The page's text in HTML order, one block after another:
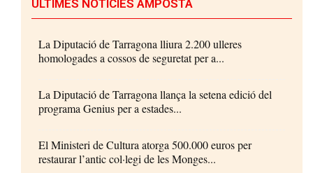
ÚLTIMES NOTÍCIES AMPOSTA
La Diputació de Tarragona lliura 2.200 ulleres
homologades a cossos de seguretat per a...
La Diputació de Tarragona llança la setena edició del
programa Genius per a estades...
El Ministeri de Cultura atorga 500.000 euros per
restaurar l’antic col·legi de les Monges...